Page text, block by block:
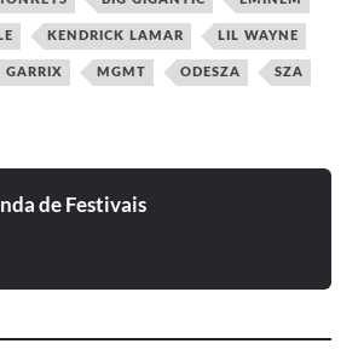
KENDRICK LAMAR LIL WAYNE
GARRIX MGMT ODESZA SZA
de Festivais